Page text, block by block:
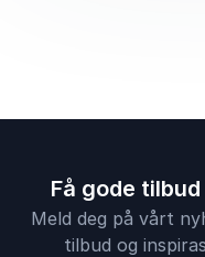
Få gode
Meld deg på vårt
tilbud og